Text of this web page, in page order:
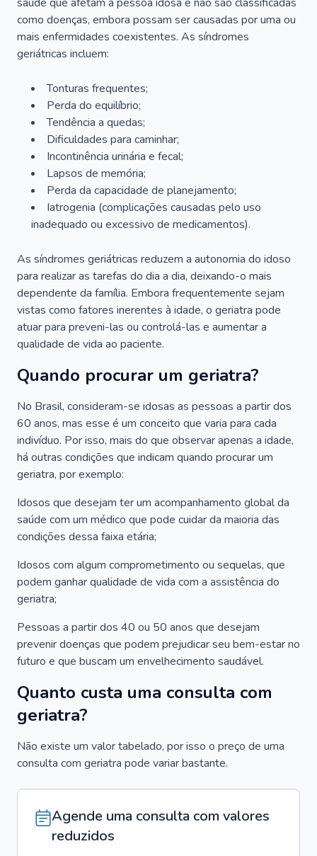
como doenças, embora possam ser causadas por uma ou
mais enfermidades coexistentes. As síndromes
geriátricas incluem:
Tonturas frequentes;
Perda do equilíbrio;
Tendência a quedas;
Dificuldades para caminhar;
Incontinência urinária e fecal;
Lapsos de memória;
Perda da capacidade de planejamento;
Iatrogenia (complicações causadas pelo uso
inadequado ou excessivo de medicamentos).
As síndromes geriátricas reduzem a autonomia do idoso
para realizar as tarefas do dia a dia, deixando-o mais
dependente da família. Embora frequentemente sejam
vistas como fatores inerentes à idade, o geriatra pode
atuar para preveni-las ou controlá-las e aumentar a
qualidade de vida ao paciente.
Quando procurar um geriatra?
No Brasil, consideram-se idosas as pessoas a partir dos
60 anos, mas esse é um conceito que varia para cada
indivíduo. Por isso, mais do que observar apenas a idade,
há outras condições que indicam quando procurar um
geriatra, por exemplo:
Idosos que desejam ter um acompanhamento global da
saúde com um médico que pode cuidar da maioria das
condições dessa faixa etária;
Idosos com algum comprometimento ou sequelas, que
podem ganhar qualidade de vida com a assistência do
geriatra;
Pessoas a partir dos 40 ou 50 anos que desejam
prevenir doenças que podem prejudicar seu bem-estar no
futuro e que buscam um envelhecimento saudável.
Quanto custa uma consulta com
geriatra?
Não existe um valor tabelado, por isso o preço de uma
consulta com geriatra pode variar bastante.
Agende uma consulta com valores
reduzidos